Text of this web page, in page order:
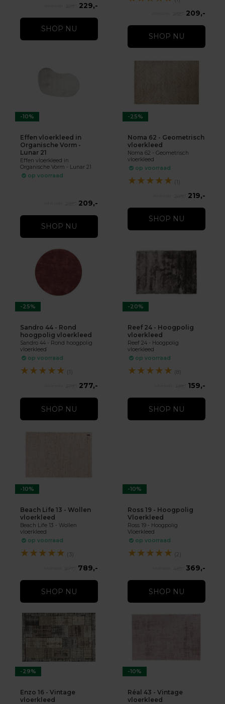
229,-
SHOP NU
209,-
SHOP NU
-10%
Effen vloerkleed in
Organische Vorm -
Lunar 21
Effen vloerkleed in
Organische Vorm - Lunar 21
op voorraad
209,-
SHOP NU
-25%
Noma 62 - Geometrisch
vloerkleed
Noma 62 - Geometrisch
vloerkleed
op voorraad
★★★★★ (1)
219,-
SHOP NU
-25%
Sandro 44 - Rond
hoogpolig vloerkleed
Sandro 44 - Rond hoogpolig
vloerkleed
op voorraad
★★★★★ (1)
277,-
SHOP NU
-20%
Reef 24 - Hoogpolig
vloerkleed
Reef 24 - Hoogpolig
vloerkleed
op voorraad
★★★★★ (8)
159,-
SHOP NU
-10%
Beach Life 13 - Wollen
vloerkleed
Beach Life 13 - Wollen
vloerkleed
op voorraad
★★★★★ (3)
789,-
SHOP NU
-10%
Ross 19 - Hoogpolig
Vloerkleed
Ross 19 - Hoogpolig
Vloerkleed
op voorraad
★★★★★ (2)
369,-
SHOP NU
-29%
Enzo 16 - Vintage
vloerkleed
-10%
Réal 43 - Vintage
vloerkleed